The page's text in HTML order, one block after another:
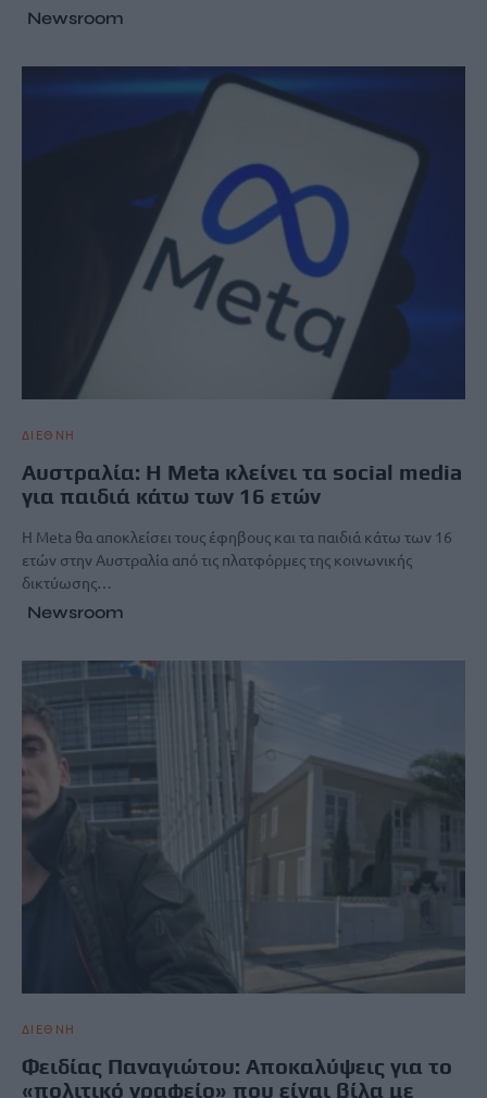
Newsroom
ΔΙΕΘΝΗ
Αυστραλία: Η Meta κλείνει τα social media
για παιδιά κάτω των 16 ετών
Η Meta θα αποκλείσει τους έφηβους και τα παιδιά κάτω των 16
ετών στην Αυστραλία από τις πλατφόρμες της κοινωνικής
δικτύωσης…
Newsroom
ΔΙΕΘΝΗ
Φειδίας Παναγιώτου: Αποκαλύψεις για το
«πολιτικό γραφείο» που είναι βίλα με